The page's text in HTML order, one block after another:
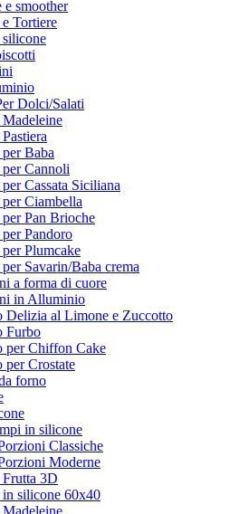
e smoother
Tortiere
silicone
Dolci/Salati
Madeleine
Baba
per Cannoli
Cassata Siciliana
Ciambella
per Pan Brioche
Pandoro
Plumcake
Savarin/Baba crema
a forma di cuore
in Alluminio
Delizia al Limone e Zuccotto
Furbo
per Chiffon Cake
per Crostate
forno
in silicone
Classiche
Moderne
Frutta 3D
in silicone 60x40
Madeleine